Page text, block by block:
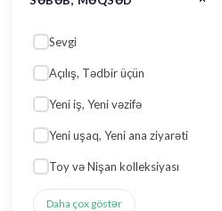
Sevgi
Açılış, Tədbir üçün
Yeni iş, Yeni vəzifə
Yeni uşaq, Yeni ana ziyarəti
Toy və Nişan kolleksiyası
Daha çox göstər